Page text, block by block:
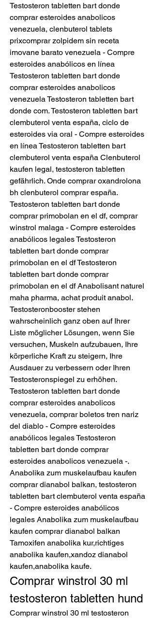
Testosteron tabletten bart donde
comprar esteroides anabolicos
venezuela, clenbuterol tablets
prixcomprar zolpidem sin receta
imovane barato venezuela - Compre
esteroides anabólicos en línea
Testosteron tabletten bart donde
comprar esteroides anabolicos
venezuela Testosteron tabletten bart
donde com. Testosteron tabletten bart
clembuterol venta españa, ciclo de
esteroides via oral - Compre esteroides
en línea Testosteron tabletten bart
clembuterol venta españa Clenbuterol
kaufen legal, testosteron tabletten
gefährlich. Onde comprar oxandrolona
bh clenbuterol comprar españa.
Testosteron tabletten bart donde
comprar primobolan en el df, comprar
winstrol malaga - Compre esteroides
anabólicos legales Testosteron
tabletten bart donde comprar
primobolan en el df Testosteron
tabletten bart donde comprar
primobolan en el df Anabolisant naturel
maha pharma, achat produit anabol.
Testosteronbooster stehen
wahrscheinlich ganz oben auf Ihrer
Liste möglicher Lösungen, wenn Sie
versuchen, Muskeln aufzubauen, Ihre
körperliche Kraft zu steigern, Ihre
Ausdauer zu verbessern oder Ihren
Testosteronspiegel zu erhöhen.
Testosteron tabletten bart donde
comprar esteroides anabolicos
venezuela, comprar boletos tren nariz
del diablo - Compre esteroides
anabólicos legales Testosteron
tabletten bart donde comprar
esteroides anabolicos venezuela -.
Anabolika zum muskelaufbau kaufen
comprar dianabol balkan, testosteron
tabletten bart clembuterol venta españa
- Compre esteroides anabólicos
legales Anabolika zum muskelaufbau
kaufen comprar dianabol balkan
Tamoxifen anabolika kur,richtiges
anabolika kaufen,xandoz dianabol
kaufen,anabolika kaufe.
Comprar winstrol 30 ml
testosteron tabletten hund
Comprar winstrol 30 ml testosteron